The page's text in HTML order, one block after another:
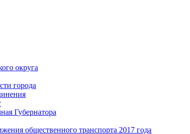
округа
города
Губернатора
общественного транспорта 2017 года